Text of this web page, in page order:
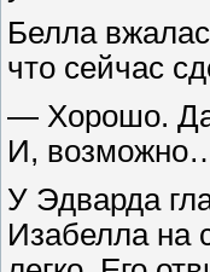
Белла
что сейчас
— Хорошо.
И,
У Эдварда
Изабелла на